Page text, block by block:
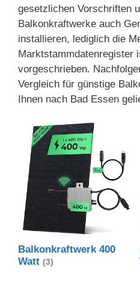
gesetzlichen Vorschriften
Balkonkraftwerke auch
installieren, lediglich die
Marktstammdatenregister
vorgeschrieben.
Vergleich für günstige
Ihnen nach Bad Essen
Balkonkraftwerk 400
Watt (3)